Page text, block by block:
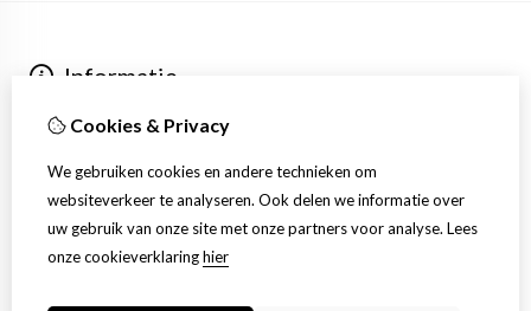
Informatie
Verzending
Extra
Klantenservice
Cookies & Privacy
We gebruiken cookies en andere technieken om
websiteverkeer te analyseren. Ook delen we informatie over
uw gebruik van onze site met onze partners voor analyse. Lees
onze cookieverklaringhier